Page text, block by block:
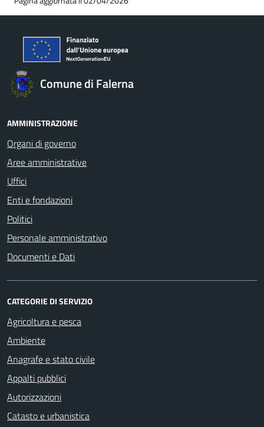
Comune di Falerna
AMMINISTRAZIONE
Organi di governo
Aree amministrative
Uffici
Enti e fondazioni
Politici
Personale amministrativo
Documenti e Dati
CATEGORIE DI SERVIZIO
Agricoltura e pesca
Ambiente
Anagrafe e stato civile
Appalti pubblici
Autorizzazioni
Catasto e urbanistica